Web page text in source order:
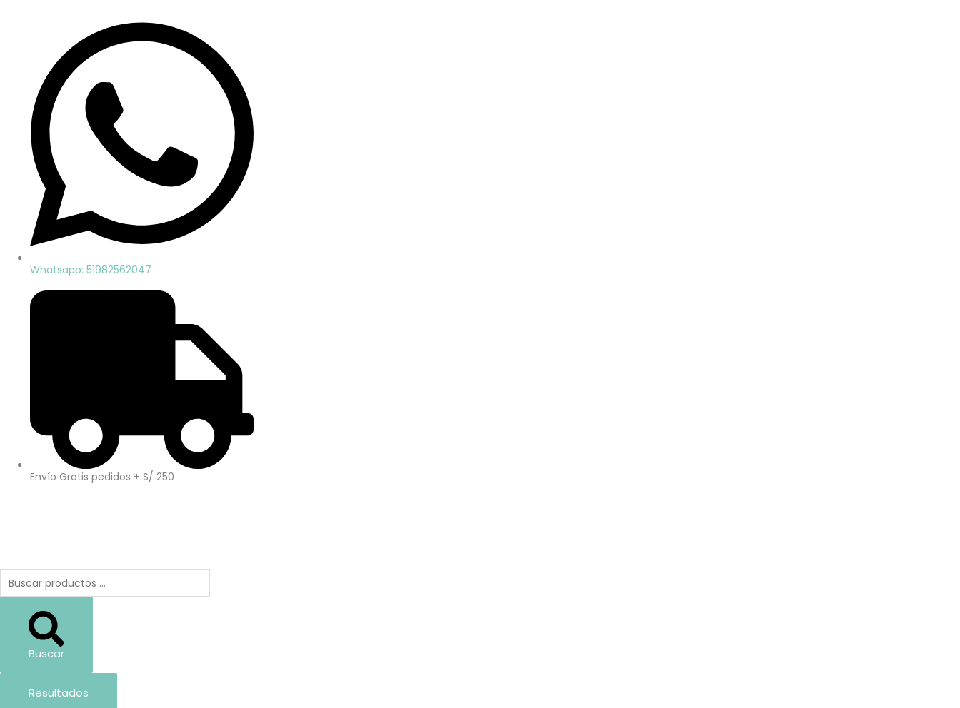
Whatsapp: 51982562047
Envío Gratis pedidos + S/ 250
Buscar
Resultados